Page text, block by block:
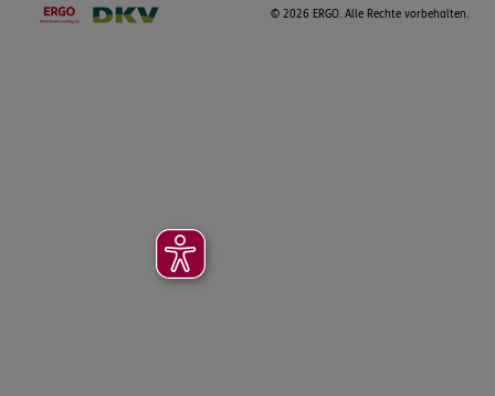
© 2026 ERGO. Alle Rechte vorbehalten.